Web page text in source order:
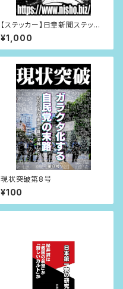
【ステッカー】日章新聞ステッカ
ー
¥1,000
現状突破第8号
¥100